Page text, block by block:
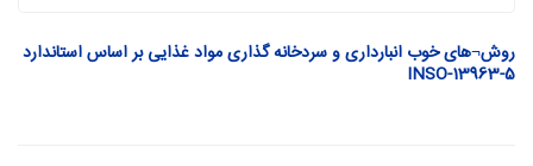
روش¬های خوب انبارداری و سردخانه گذاری مواد غذایی بر اساس استاندارد
INSO-13963-5